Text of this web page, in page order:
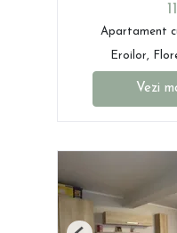
Apartament
Eroilor,
Vezi